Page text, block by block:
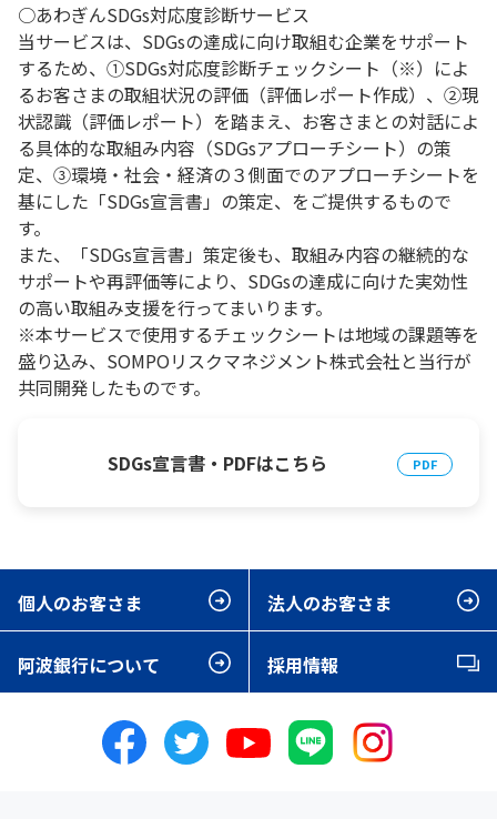
○あわぎんSDGs対応度診断サービス
当サービスは、SDGsの達成に向け取組む企業をサポート
するため、①SDGs対応度診断チェックシート（※）によ
るお客さまの取組状況の評価（評価レポート作成）、②現
状認識（評価レポート）を踏まえ、お客さまとの対話によ
る具体的な取組み内容（SDGsアプローチシート）の策
定、③環境・社会・経済の３側面でのアプローチシートを
基にした「SDGs宣言書」の策定、をご提供するもので
す。
また、「SDGs宣言書」策定後も、取組み内容の継続的な
サポートや再評価等により、SDGsの達成に向けた実効性
の高い取組み支援を行ってまいります。
※本サービスで使用するチェックシートは地域の課題等を
盛り込み、SOMPOリスクマネジメント株式会社と当行が
共同開発したものです。
SDGs宣言書・PDFはこちら
個人のお客さま 法人のお客さま
阿波銀行について 採用情報